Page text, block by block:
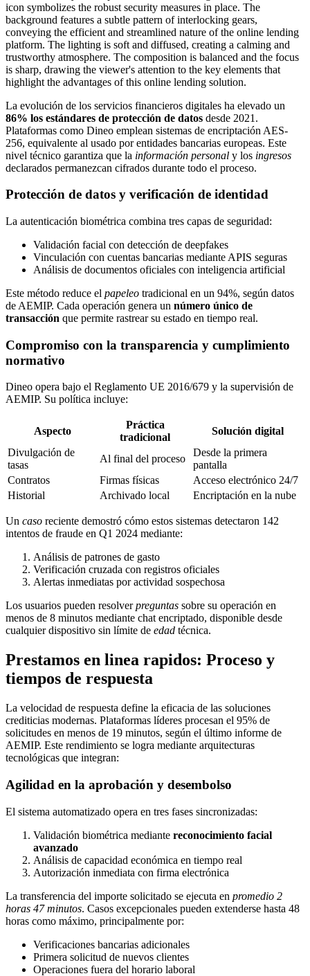
La evolución de los servicios financieros digitales ha elevado un
86% los estándares de protección de datos desde 2021.
Plataformas como Dineo emplean sistemas de encriptación AES-
256, equivalente al usado por entidades bancarias europeas. Este
nivel técnico garantiza que la información personal y los ingresos
declarados permanezcan cifrados durante todo el proceso.
Protección de datos y verificación de identidad
La autenticación biométrica combina tres capas de seguridad:
Validación facial con detección de deepfakes
Vinculación con cuentas bancarias mediante APIS seguras
Análisis de documentos oficiales con inteligencia artificial
Este método reduce el papeleo tradicional en un 94%, según datos
de AEMIP. Cada operación genera un número único de
transacción que permite rastrear su estado en tiempo real.
Compromiso con la transparencia y cumplimiento
normativo
Dineo opera bajo el Reglamento UE 2016/679 y la supervisión de
AEMIP. Su política incluye:
Aspecto
Práctica
tradicional
Solución digital
Divulgación de
tasas
Al final del proceso
Desde la primera
pantalla
Contratos
Firmas físicas
Acceso electrónico 24/7
Historial
Archivado local Encriptación en la nube
Un caso reciente demostró cómo estos sistemas detectaron 142
intentos de fraude en Q1 2024 mediante:
Análisis de patrones de gasto
Verificación cruzada con registros oficiales
Alertas inmediatas por actividad sospechosa
Los usuarios pueden resolverpreguntas sobre su operación en
menos de 8 minutos mediante chat encriptado, disponible desde
cualquier dispositivo sin límite de edad técnica.
Prestamos en linea rapidos: Proceso y
tiempos de respuesta
La velocidad de respuesta define la eficacia de las soluciones
crediticias modernas. Plataformas líderes procesan el 95% de
solicitudes en menos de 19 minutos, según el último informe de
AEMIP. Este rendimiento se logra mediante arquitecturas
tecnológicas que integran:
Agilidad en la aprobación y desembolso
El sistema automatizado opera en tres fases sincronizadas:
Validación biométrica mediante reconocimiento facial
avanzado
Análisis de capacidad económica en tiempo real
Autorización inmediata con firma electrónica
La transferencia del importe solicitado se ejecuta en promedio 2
horas 47 minutos. Casos excepcionales pueden extenderse hasta 48
horas como máximo, principalmente por:
Verificaciones bancarias adicionales
Primera solicitud de nuevos clientes
Operaciones fuera del horario laboral